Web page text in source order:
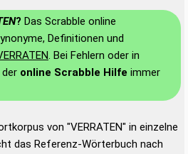
? Das Scrabble online
Definitionen und
. Bei Fehlern oder in
online Scrabble Hilfe immer
von "VERRATEN" in einzelne
das Referenz-Wörterbuch nach